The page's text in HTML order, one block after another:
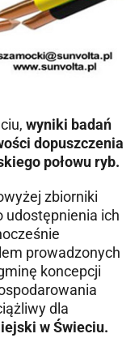
wyniki badań
dopuszczenia
połowu ryb.
zbiorniki
udostępnienia ich
prowadzonych
koncepcji
dla
w Świeciu.